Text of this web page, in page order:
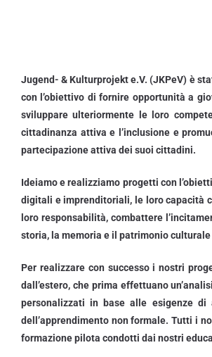
Jugend- & Kulturprojekt e.V. (JKPeV) è
con l’obiettivo di fornire opportunità a
sviluppare ulteriormente le loro
cittadinanza attiva e l’inclusione e
partecipazione attiva dei suoi cittadini.
Ideiamo e realizziamo progetti con
digitali e imprenditoriali, le loro capacità
loro responsabilità, combattere
storia, la memoria e il patrimonio culturale
Per realizzare con successo i nostri
dall’estero, che prima effettuano
personalizzati in base alle esigenze
dell’apprendimento non formale. Tutti i
formazione pilota condotti dai nostri